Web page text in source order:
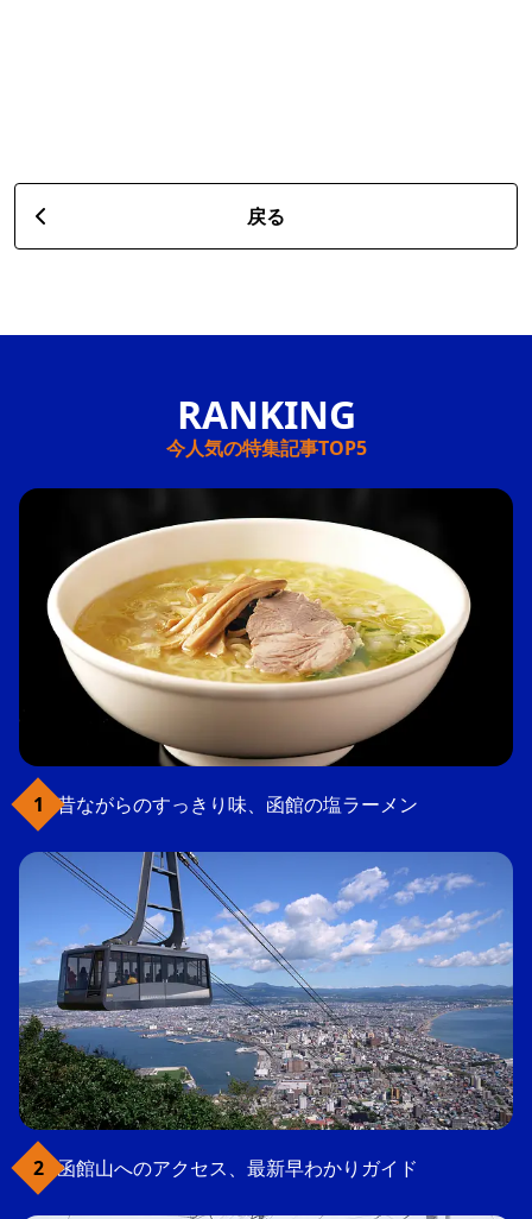
戻る
今人気の特集記事TOP5
昔ながらのすっきり味、函館の塩ラーメン
函館山へのアクセス、最新早わかりガイド